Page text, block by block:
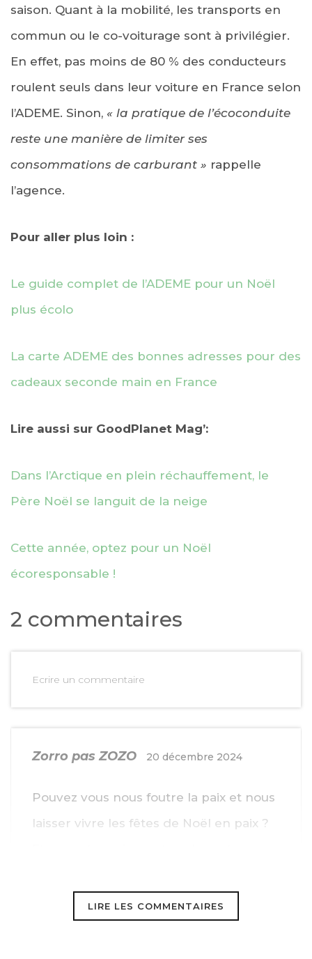
saison. Quant à la mobilité, les transports en
commun ou le co-voiturage sont à privilégier.
En effet, pas moins de 80 % des conducteurs
roulent seuls dans leur voiture en France selon
l’ADEME. Sinon, « la pratique de l’écoconduite
reste une manière de limiter ses
consommations de carburant » rappelle
l’agence.
Pour aller plus loin :
Le guide complet de l’ADEME pour un Noël
plus écolo
La carte ADEME des bonnes adresses pour des
cadeaux seconde main en France
Lire aussi sur GoodPlanet Mag’:
Dans l’Arctique en plein réchauffement, le
Père Noël se languit de la neige
Cette année, optez pour un Noël
écoresponsable !
2 commentaires
Ecrire un commentaire
Zorro pas ZOZO 20 décembre 2024
Pouvez vous nous foutre la paix et nous
laisser vivre les fêtes de Noël en paix ?
LIRE LES COMMENTAIRES